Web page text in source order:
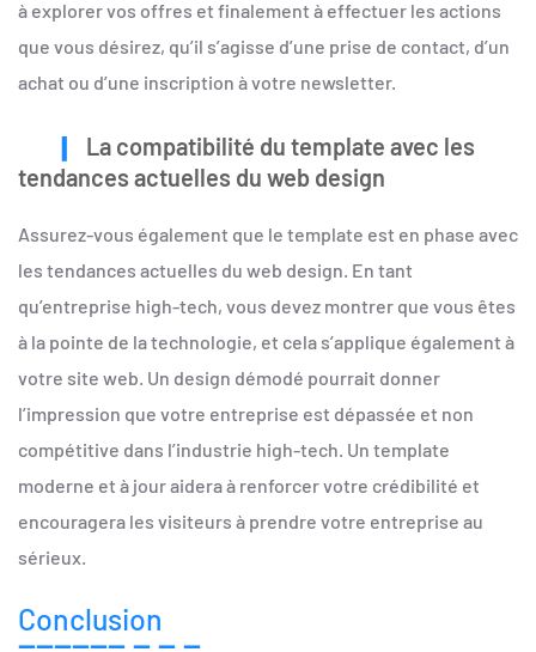
à explorer vos offres et finalement à effectuer les actions
que vous désirez, qu’il s’agisse d’une prise de contact, d’un
achat ou d’une inscription à votre newsletter.
La compatibilité du template avec les
tendances actuelles du web design
Assurez-vous également que le template est en phase avec
les tendances actuelles du web design. En tant
qu’entreprise high-tech, vous devez montrer que vous êtes
à la pointe de la technologie, et cela s’applique également à
votre site web. Un design démodé pourrait donner
l’impression que votre entreprise est dépassée et non
compétitive dans l’industrie high-tech. Un template
moderne et à jour aidera à renforcer votre crédibilité et
encouragera les visiteurs à prendre votre entreprise au
sérieux.
Conclusion